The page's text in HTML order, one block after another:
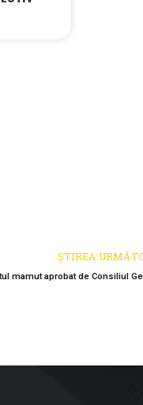
ȘTIREA
mamut aprobat de Consiliul